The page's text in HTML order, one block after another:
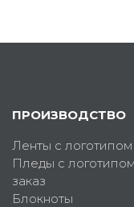
ПРОИЗВОДСТВО
Ленты с логотипом
Пледы с
заказ
Блокноты